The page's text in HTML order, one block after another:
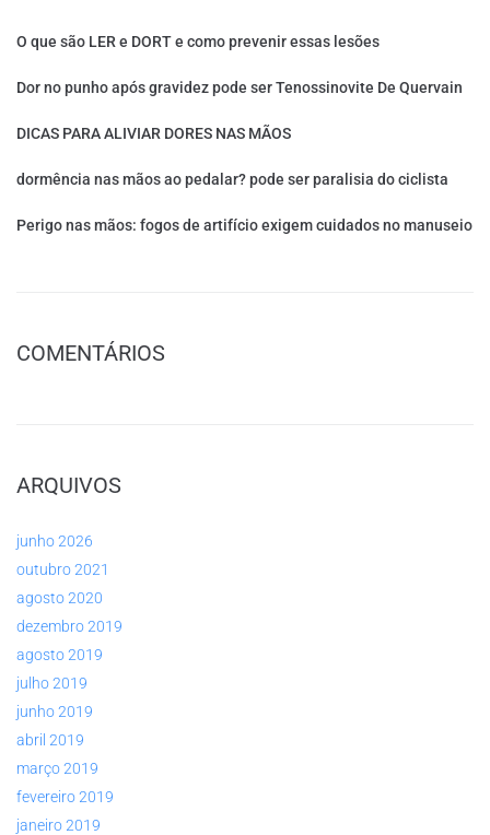
O que são LER e DORT e como prevenir essas lesões
Dor no punho após gravidez pode ser Tenossinovite De Quervain
DICAS PARA ALIVIAR DORES NAS MÃOS
dormência nas mãos ao pedalar? pode ser paralisia do ciclista
Perigo nas mãos: fogos de artifício exigem cuidados no manuseio
COMENTÁRIOS
ARQUIVOS
junho 2026
outubro 2021
agosto 2020
dezembro 2019
agosto 2019
julho 2019
junho 2019
abril 2019
março 2019
fevereiro 2019
janeiro 2019